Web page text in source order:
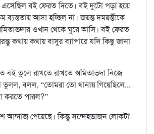
এসেছিল বই ফেরত দিতে। বই দুটো পড়া হয়ে
ব্যস্ততায় আসা হচ্ছিল না। জয়ন্ত দময়ন্তীকে
ওখান থেকে ঘুরে আসি। বই ফেরত
কথায় কথায় বাসুর ব্যাপারে যদি কিছু জানা
বই তুলে রাখতে রাখতে অমিতাভদা নিজে
তুলল, বলল, “তোমরা তো থানায় গিয়েছিলে...
করতে পারল?”
আন্দাজ পেয়েছে। কিন্তু সন্দেহভাজন লোকটা